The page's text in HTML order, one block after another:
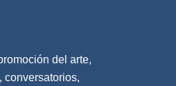
del arte,
conversatorios,